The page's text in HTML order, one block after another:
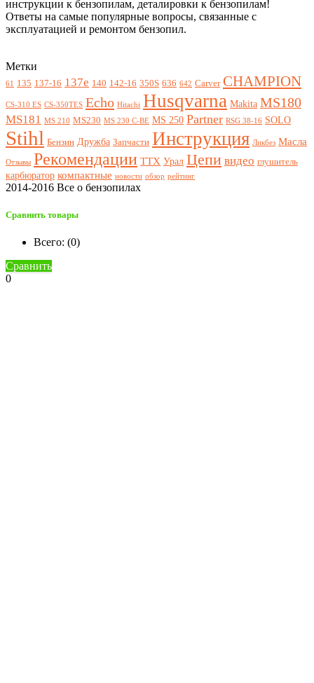
инструкции к бензопилам, деталировки к бензопилам!
Ответы на самые популярные вопросы, связанные с
эксплуатацией и ремонтом бензопил.
Метки
61 135 137-16 137e 140 142-16 350S 636 642 Carver CHAMPION
CS-310 ES CS-350TES Echo Hitachi Husqvarna Makita MS180
MS181 MS 210 MS230 MS 230 C-BE MS 250 Partner RSG 38-16 SOLO
Stihl Бензин Дружба Запчасти Инструкция Ликбез Масла
Отзывы Рекомендации ТТХ Урал Цепи видео глушитель
карбюратор компактные новости обзор рейтинг
2014-2016 Все о бензопилах
Сравнить товары
Всего: (0)
Сравнить
0